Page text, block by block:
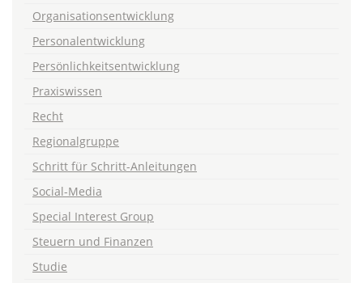
Organisationsentwicklung
Personalentwicklung
Persönlichkeitsentwicklung
Praxiswissen
Recht
Regionalgruppe
Schritt für Schritt-Anleitungen
Social-Media
Special Interest Group
Steuern und Finanzen
Studie